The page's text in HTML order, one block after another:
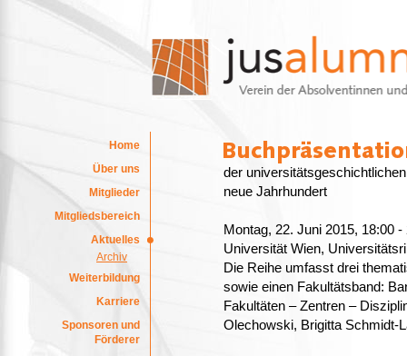
Home
Über uns
Mitglieder
Mitgliedsbereich
Aktuelles
Archiv
Weiterbildung
Karriere
Sponsoren und
Förderer
der
neue Jahrhundert
Montag, 22. Juni 2015, 18:00
Universität Wien,
Die Reihe umfasst drei
sowie einen Fakultätsband:
Fakultäten – Zentren –
Olechowski, Brigitta Schmidt-